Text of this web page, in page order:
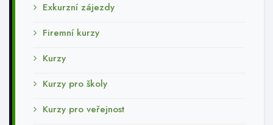
Exkurzní zájezdy
Firemní kurzy
Kurzy
Kurzy pro školy
Kurzy pro veřejnost